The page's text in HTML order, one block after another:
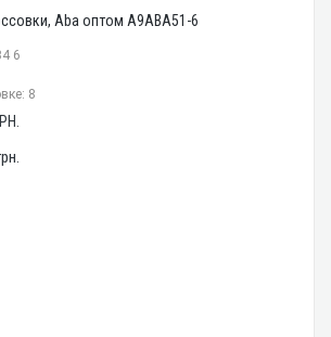
Aba оптом A9ABA51-6
6
8